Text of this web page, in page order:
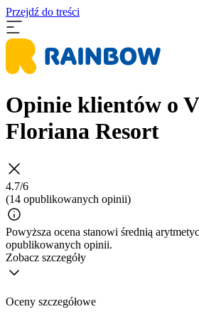
Przejdź do treści
Opinie klientów o
Floriana Resort
4.7/6
(14 opublikowanych opinii)
Powyższa ocena stanowi średnią
opublikowanych opinii.
Zobacz szczegóły
Oceny szczegółowe